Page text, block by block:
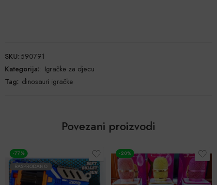
SKU:590791
Kategorija:: Igračke za djecu
Tag: dinosauri igračke
Povezani proizvodi
-20% POPUST